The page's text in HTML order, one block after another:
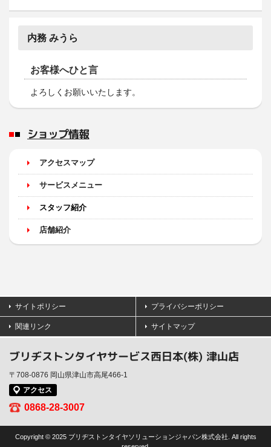
内務 みうら
お客様へひと言
よろしくお願いいたします。
ショップ情報
アクセスマップ
サービスメニュー
スタッフ紹介
店舗紹介
サイトポリシー プライバシーポリシー
関連リンク サイトマップ
ブリヂストンタイヤサービス西日本(株) 津山店
〒708-0876 岡山県津山市高尾466-1
アクセス
0868-28-3007
Copyright © 2025 ブリヂストンタイヤソリューションジャパン株式会社. All rights